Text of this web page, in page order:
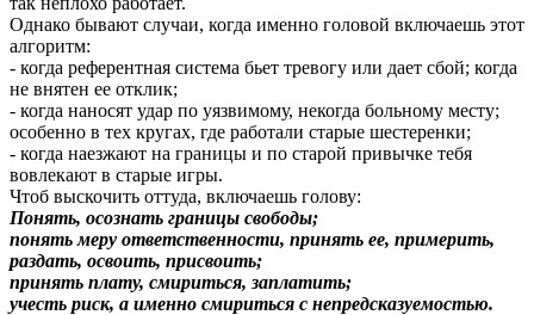
Однако бывают случаи, когда именно головой включаешь этот
алгоритм:
- когда референтная система бьет тревогу или дает сбой; когда
не внятен ее отклик;
- когда наносят удар по уязвимому, некогда больному месту;
особенно в тех кругах, где работали старые шестеренки;
- когда наезжают на границы и по старой привычке тебя
вовлекают в старые игры.
Чтоб выскочить оттуда, включаешь голову:
Понять, осознать границы свободы;
понять меру ответственности, принять ее, примерить,
раздать, освоить, присвоить;
принять плату, смириться, заплатить;
учесть риск, а именно смириться с непредсказуемостью.